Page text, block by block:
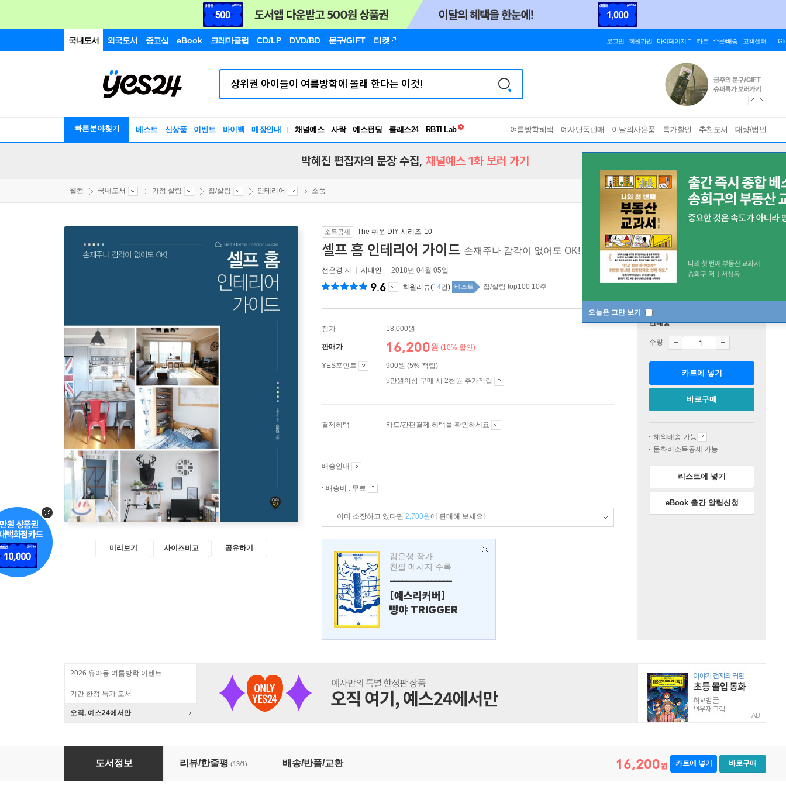
국내도서 외국도서 중고샵 eBook 크레마클럽 CD/LP DVD/BD 문구/GIFT 티켓 로그인 회원가입 마이페이지 카트 주문/배송 고객센터
빠른분야찾기 베스트 신상품 이벤트 바이백 매장안내 채널예스 사락 예스펀딩 클래스24
RBTI Lab
독서유형검사
여름방학혜택 예사단독판매 이달의사은품 특가할인 추천도서 대량/법인
오늘은 그만 보기
박혜진 편집자의 문장 수집, 채널예스 1화 보러 가기
웰컴 국내도서 가정 살림 집/살림 인테리어 소품
미리보기 사이즈비교 공유하기
소득공제 The 쉬운 DIY 시리즈-10
셀프 홈 인테리어 가이드 손재주나 감각이 없어도 OK! [ 개정판 ]
선은경 저 시대인 2018년 04월 05일
9.6 회원리뷰(14건) 베스트 집/살림 top100 10주
정가 18,000원
판매가 16,200원 (10% 할인)
YES포인트
900원 (5% 적립)
5만원이상 구매 시 2천원 추가적립
결제혜택 카드/간편결제 혜택을 확인하세요
배송안내
배송비 : 무료
이미 소장하고 있다면 2,700원에 판매해 보세요!
김은성 작가
친필 메시지 수록
---------------
[예스리커버]
빵야 TRIGGER
판매중
수량
카트에 넣기
바로구매
해외배송 가능
문화비소득공제 가능
리스트에 넣기
eBook 출간 알림신청
2026 유아동 여름방학 이벤트
기간 한정 특가 도서
오직, 예스24에서만 AD
셀프 홈 인테리어 가이드
도서정보 리뷰/한줄평 (13/1) 배송/반품/교환 16,200원 카트에 넣기 바로구매